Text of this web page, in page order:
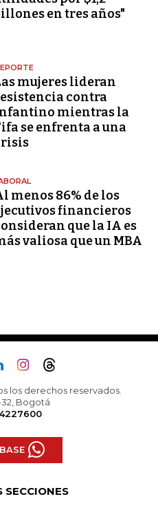
en tres años"
mujeres lideran
contra
mientras la
se enfrenta a una
menos 86% de los
financieros
que la IA es
valiosa que un MBA
los derechos reservados.
32, Bogotá
4227600
SECCIONES